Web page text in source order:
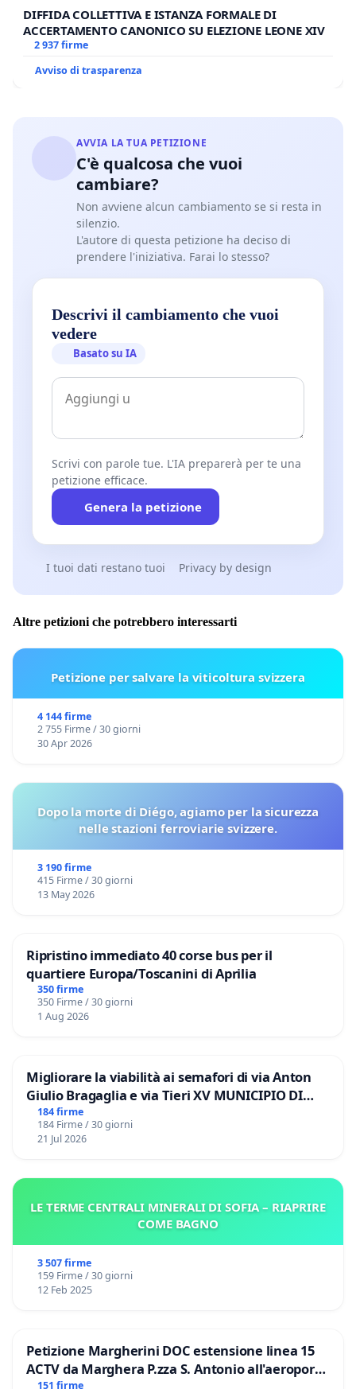
DIFFIDA COLLETTIVA E ISTANZA FORMALE DI
ACCERTAMENTO CANONICO SU ELEZIONE LEONE XIV
2 937 firme
Avviso di trasparenza
AVVIA LA TUA PETIZIONE
C'è qualcosa che vuoi
cambiare?
Non avviene alcun cambiamento se si resta in
silenzio.
L'autore di questa petizione ha deciso di
prendere l'iniziativa. Farai lo stesso?
Descrivi il cambiamento che vuoi
vedere
Basato su IA
Scrivi con parole tue. L'IA preparerà per te una
petizione efficace.
Genera la petizione
I tuoi dati restano tuoi Privacy by design
Altre petizioni che potrebbero interessarti
Petizione per salvare la viticoltura svizzera
4 144 firme
2 755 Firme / 30 giorni
30 Apr 2026
Dopo la morte di Diégo, agiamo per la sicurezza
nelle stazioni ferroviarie svizzere.
3 190 firme
415 Firme / 30 giorni
13 May 2026
Ripristino immediato 40 corse bus per il
quartiere Europa/Toscanini di Aprilia
350 firme
350 Firme / 30 giorni
1 Aug 2026
Migliorare la viabilità ai semafori di via Anton
Giulio Bragaglia e via Tieri XV MUNICIPIO DI
ROMA
184 firme
184 Firme / 30 giorni
21 Jul 2026
LE TERME CENTRALI MINERALI DI SOFIA – RIAPRIRE
COME BAGNO
3 507 firme
159 Firme / 30 giorni
12 Feb 2025
Petizione Margherini DOC estensione linea 15
ACTV da Marghera P.zza S. Antonio all'aeroporto
151 firme